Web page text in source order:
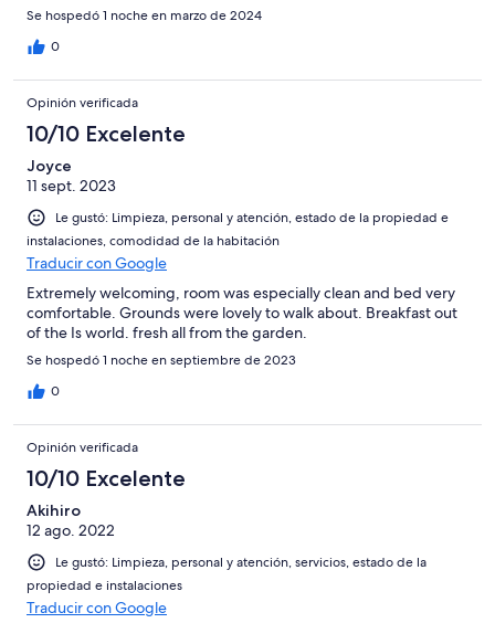
Se hospedó 1 noche en marzo de 2024
0
Opinión verificada
10/10 Excelente
Joyce
11 sept. 2023
Le gustó: Limpieza, personal y atención, estado de la propiedad e
instalaciones, comodidad de la habitación
Traducir con Google
Extremely welcoming, room was especially clean and bed very
comfortable. Grounds were lovely to walk about. Breakfast out
of the Is world. fresh all from the garden.
Se hospedó 1 noche en septiembre de 2023
0
Opinión verificada
10/10 Excelente
Akihiro
12 ago. 2022
Le gustó: Limpieza, personal y atención, servicios, estado de la
propiedad e instalaciones
Traducir con Google